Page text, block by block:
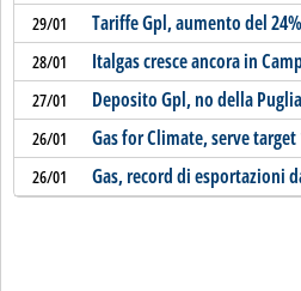
29/01 Tariffe Gpl, aumento del
28/01 Italgas cresce ancora in
27/01 Deposito Gpl, no della
26/01 Gas for Climate, serve target
26/01 Gas, record di esportazioni